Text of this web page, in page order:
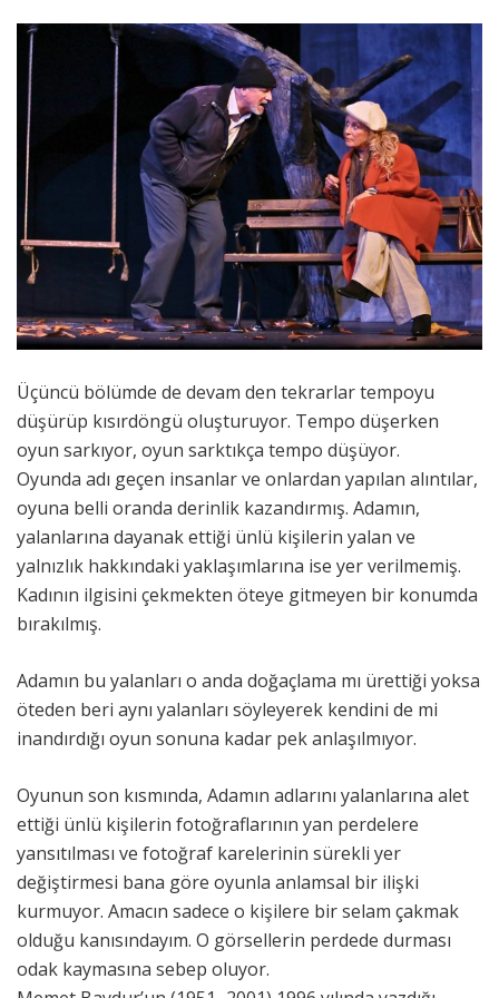
Üçüncü bölümde de devam den tekrarlar tempoyu
düşürüp kısırdöngü oluşturuyor. Tempo düşerken
oyun sarkıyor, oyun sarktıkça tempo düşüyor.
Oyunda adı geçen insanlar ve onlardan yapılan alıntılar,
oyuna belli oranda derinlik kazandırmış. Adamın,
yalanlarına dayanak ettiği ünlü kişilerin yalan ve
yalnızlık hakkındaki yaklaşımlarına ise yer verilmemiş.
Kadının ilgisini çekmekten öteye gitmeyen bir konumda
bırakılmış.
Adamın bu yalanları o anda doğaçlama mı ürettiği yoksa
öteden beri aynı yalanları söyleyerek kendini de mi
inandırdığı oyun sonuna kadar pek anlaşılmıyor.
Oyunun son kısmında, Adamın adlarını yalanlarına alet
ettiği ünlü kişilerin fotoğraflarının yan perdelere
yansıtılması ve fotoğraf karelerinin sürekli yer
değiştirmesi bana göre oyunla anlamsal bir ilişki
kurmuyor. Amacın sadece o kişilere bir selam çakmak
olduğu kanısındayım. O görsellerin perdede durması
odak kaymasına sebep oluyor.